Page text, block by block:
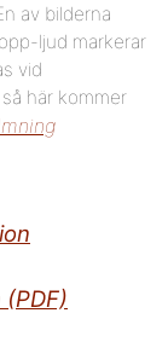
av bilderna
ljud markerar
vid
här kommer